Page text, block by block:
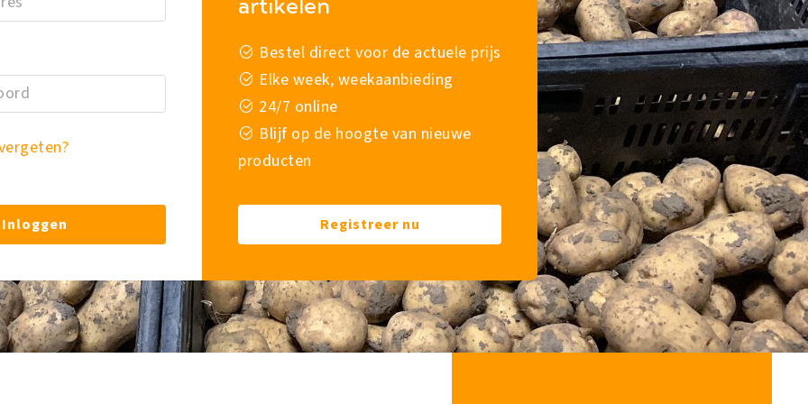
Inloggen
artikelen
Bestel direct voor de actuele prijs
Elke week, weekaanbieding
24/7 online
Blijf op de hoogte van nieuwe
producten
Registreer nu